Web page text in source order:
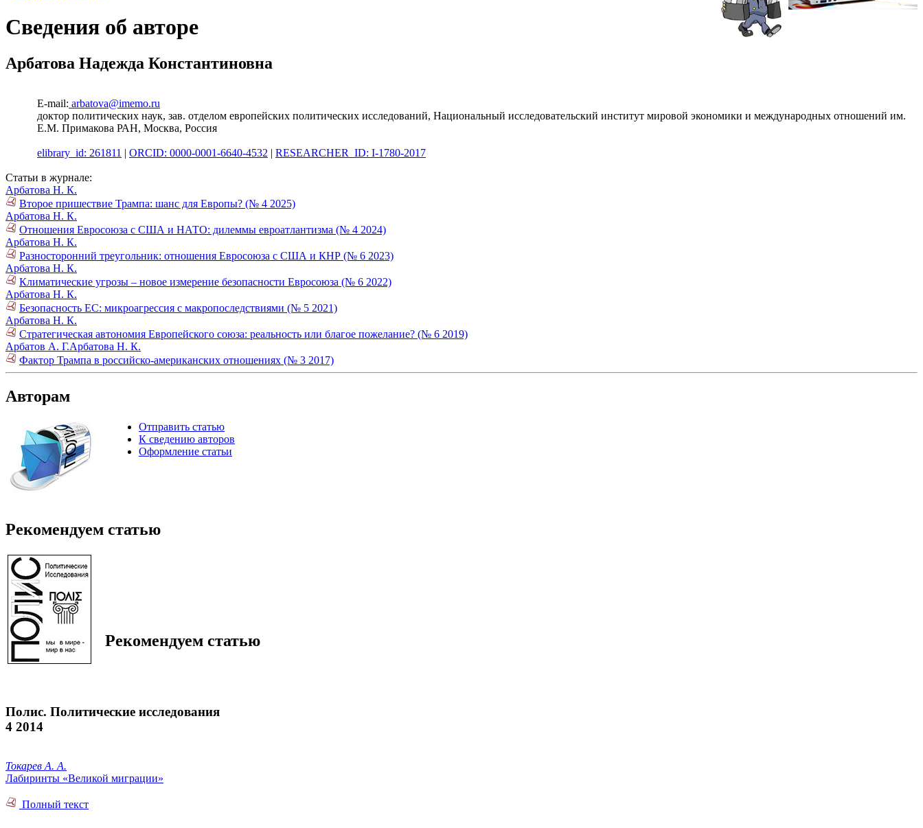
Сведения об авторе
Арбатова Надежда Константиновна
E-mail: arbatova@imemo.ru
доктор политических наук, зав. отделом европейских политических исследований, Национальный исследовательский институт мировой экономики и международных отношений им.
Е.М. Примакова РАН, Москва, Россия
elibrary_id: 261811 | ORCID: 0000-0001-6640-4532 | RESEARCHER_ID: I-1780-2017
Статьи в журнале:
Арбатова Н. К.
Второе пришествие Трампа: шанс для Европы? (№ 4 2025)
Арбатова Н. К.
Отношения Евросоюза с США и НАТО: дилеммы евроатлантизма (№ 4 2024)
Арбатова Н. К.
Разносторонний треугольник: отношения Евросоюза с США и КНР (№ 6 2023)
Арбатова Н. К.
Климатические угрозы – новое измерение безопасности Евросоюза (№ 6 2022)
Арбатова Н. К.
Безопасность ЕС: микроагрессия с макропоследствиями (№ 5 2021)
Арбатова Н. К.
Стратегическая автономия Европейского союза: реальность или благое пожелание? (№ 6 2019)
Арбатов А. Г.Арбатова Н. К.
Фактор Трампа в российско-американских отношениях (№ 3 2017)
Авторам
Отправить статью
К сведению авторов
Оформление статьи
Рекомендуем статью
Рекомендуем статью
Полис. Политические исследования
4 2014
Токарев А. А.
Лабиринты «Великой миграции»
Полный текст